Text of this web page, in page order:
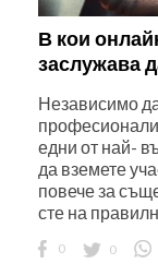
В кои
заслужава
Независимо
едни от най-
да вземете
повече за
сте на
0 0